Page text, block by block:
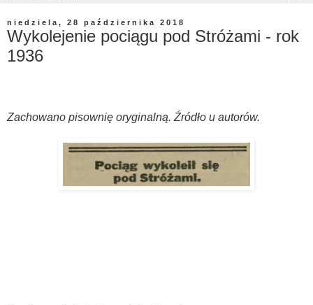
niedziela, 28 października 2018
Wykolejenie pociągu pod Stróżami - rok
1936
Zachowano pisownię oryginalną. Źródło u autorów.